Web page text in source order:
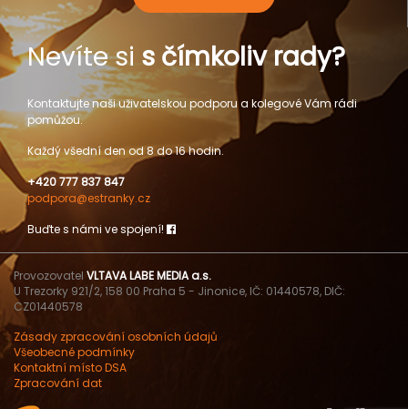
Nevíte si s čímkoliv rady?
Kontaktujte naši uživatelskou podporu a kolegové Vám rádi
pomůžou.
Každý všední den od 8 do 16 hodin.
+420 777 837 847
podpora@estranky.cz
Buďte s námi ve spojení!
Provozovatel VLTAVA LABE MEDIA a.s.
U Trezorky 921/2, 158 00 Praha 5 - Jinonice, IČ: 01440578, DIČ:
CZ01440578
Zásady zpracování osobních údajů
Všeobecné podmínky
Kontaktní místo DSA
Zpracování dat